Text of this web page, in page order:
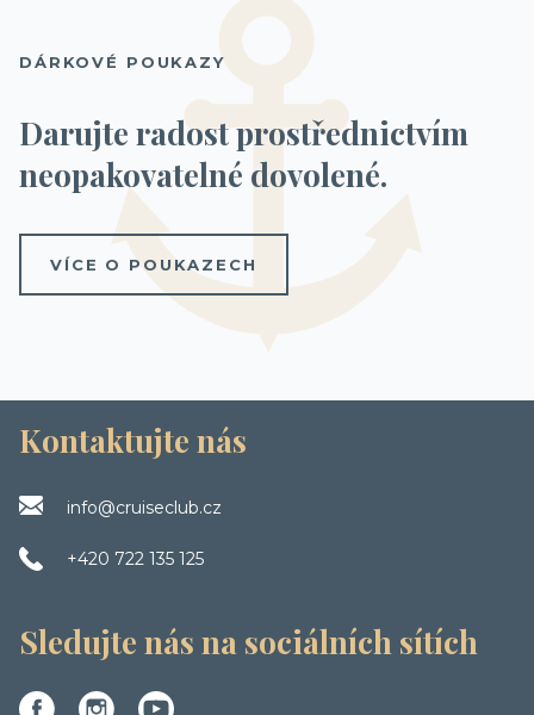
DÁRKOVÉ POUKAZY
Darujte radost prostřednictvím
neopakovatelné dovolené.
VÍCE O POUKAZECH
Kontaktujte nás
info@cruiseclub.cz
+420 722 135 125
Sledujte nás na sociálních sítích